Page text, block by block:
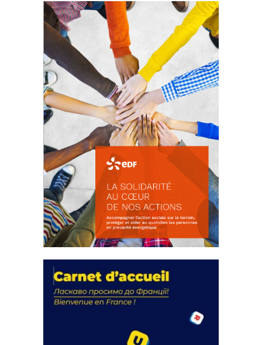
La prévention des conflits
d’intérêts
18 septembre 2023
FEUILLETER
actions
18 septembre 2023
FEUILLETER